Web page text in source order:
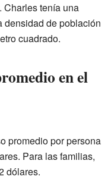
Charles tenía una
densidad de población
cuadrado.
en el
promedio por persona
Para las familias,
dólares.